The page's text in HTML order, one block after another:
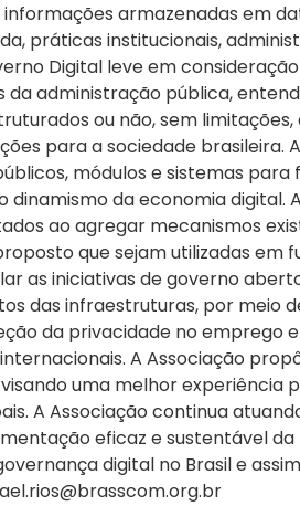
armazenadas em
práticas institucionais,
Digital leve em
administração pública,
ou não, sem
para a sociedade brasileira.
módulos e sistemas para
da economia digital.
ao agregar mecanismos
que sejam utilizadas em
as iniciativas de governo
das infraestruturas, por meio
da privacidade no emprego
A Associação
uma melhor experiência
A Associação continua
eficaz e sustentável da
digital no Brasil e